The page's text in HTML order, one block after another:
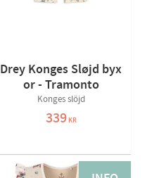
Drey Konges Sløjd byx
or - Tramonto
Konges slöjd
339KR